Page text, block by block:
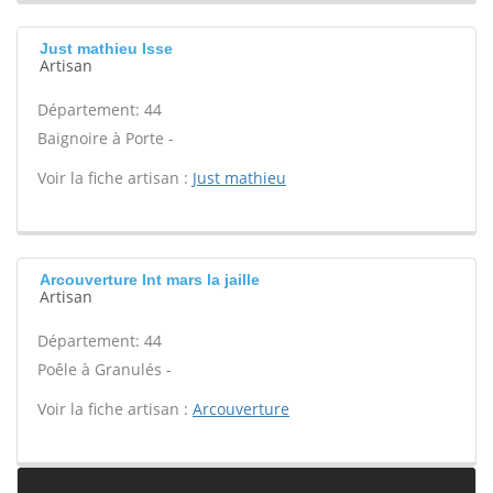
Just mathieu Isse
Artisan
Département: 44
Baignoire à Porte -
Voir la fiche artisan : Just mathieu
Arcouverture Int mars la jaille
Artisan
Département: 44
Poêle à Granulés -
Voir la fiche artisan : Arcouverture